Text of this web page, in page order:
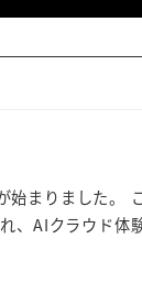
始まりました。
、AIクラウド体